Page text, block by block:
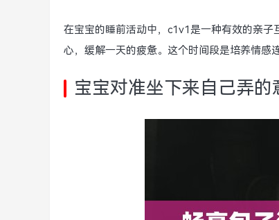
在宝宝的睡前活动中，c1v1是一种有效的亲
心，缓解一天的疲惫。这个时间段是培养情感
宝宝对准坐下来自己弄的